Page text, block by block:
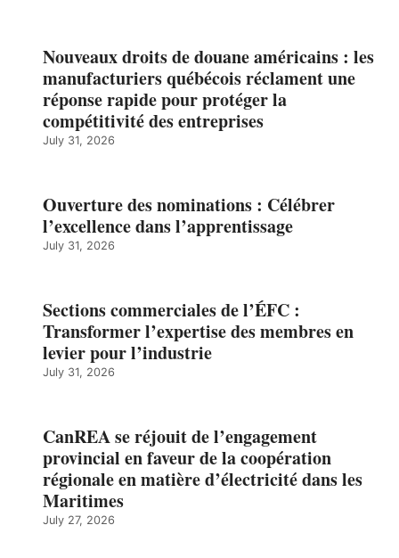
Nouveaux droits de douane américains : les
manufacturiers québécois réclament une
réponse rapide pour protéger la
compétitivité des entreprises
July 31, 2026
Ouverture des nominations : Célébrer
l’excellence dans l’apprentissage
July 31, 2026
Sections commerciales de l’ÉFC :
Transformer l’expertise des membres en
levier pour l’industrie
July 31, 2026
CanREA se réjouit de l’engagement
provincial en faveur de la coopération
régionale en matière d’électricité dans les
Maritimes
July 27, 2026